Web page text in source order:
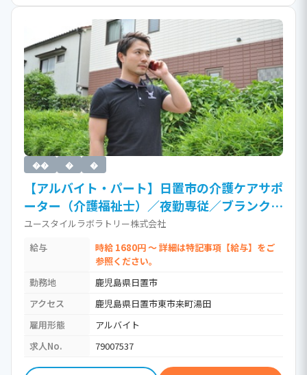
�� � �
【アルバイト・パート】日置市の介護ケアサポ
ーター（介護福祉士）／夜勤専従／ブランク
OK／訪問介護（時給1,680円以上）［Jb］ /
介護福祉士・社会福祉士・社会福祉主事
ユースタイルラボラトリー株式会社
給与
時給 1680円 ～ 詳細は特記事項【給与】をご
参照ください。
勤務地
鹿児島県日置市
アクセス
鹿児島県日置市東市来町湯田
雇用形態
アルバイト
求人No.
79007537